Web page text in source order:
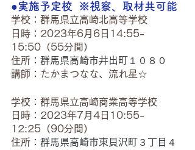
●実施予定校  ※視察、取材共可能
学校：群馬県立高崎北高等学校
日時：2023年6月6日14:55-
15:50（55分間）
住所： 群馬県高崎市井出町１０８０
講師：たかまつなな、流れ星☆
学校：群馬県立高崎商業高等学校
日時：2023年7月4日10:55-
12:25（90分間）
住所： 群馬県高崎市東貝沢町３丁目４